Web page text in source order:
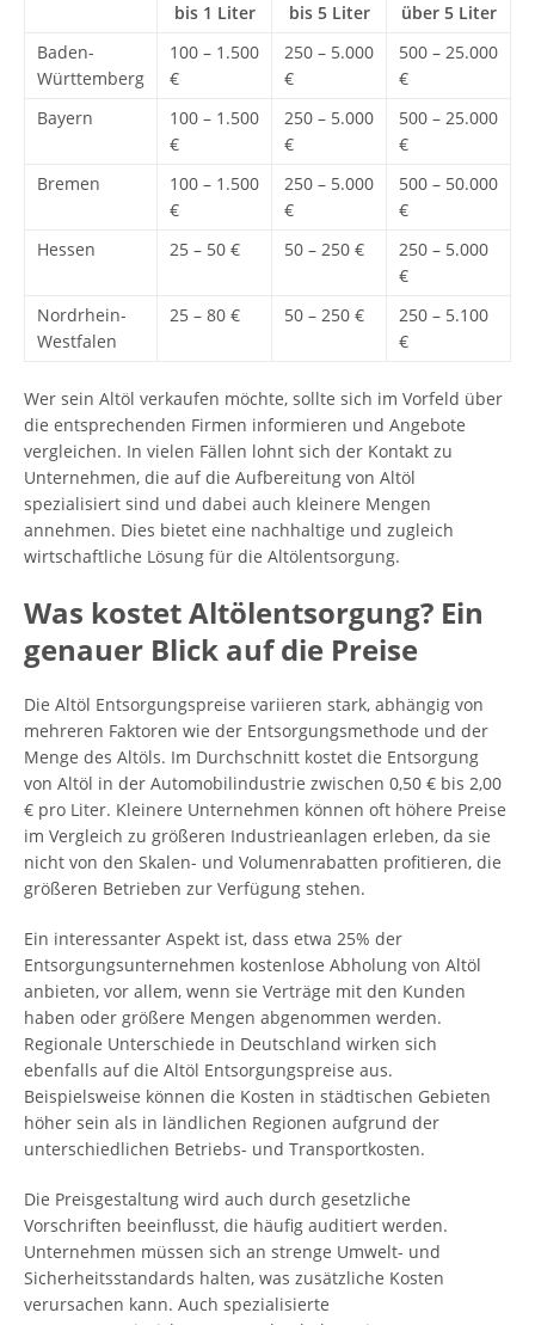
bis 1 Liter
bis 5 Liter
über 5 Liter
Baden-
Württemberg
100 – 1.500
€
250 – 5.000
€
500 – 25.000
€
Bayern
100 – 1.500
€
250 – 5.000
€
500 – 25.000
€
Bremen
100 – 1.500
€
250 – 5.000
€
500 – 50.000
€
Hessen
25 – 50 € 50 – 250 €
250 – 5.000
€
Nordrhein-
Westfalen
25 – 80 € 50 – 250 €
250 – 5.100
€
Wer sein Altöl verkaufen möchte, sollte sich im Vorfeld über
die entsprechenden Firmen informieren und Angebote
vergleichen. In vielen Fällen lohnt sich der Kontakt zu
Unternehmen, die auf die Aufbereitung von Altöl
spezialisiert sind und dabei auch kleinere Mengen
annehmen. Dies bietet eine nachhaltige und zugleich
wirtschaftliche Lösung für die Altölentsorgung.
Was kostet Altölentsorgung? Ein
genauer Blick auf die Preise
Die Altöl Entsorgungspreise variieren stark, abhängig von
mehreren Faktoren wie der Entsorgungsmethode und der
Menge des Altöls. Im Durchschnitt kostet die Entsorgung
von Altöl in der Automobilindustrie zwischen 0,50 € bis 2,00
€ pro Liter. Kleinere Unternehmen können oft höhere Preise
im Vergleich zu größeren Industrieanlagen erleben, da sie
nicht von den Skalen- und Volumenrabatten profitieren, die
größeren Betrieben zur Verfügung stehen.
Ein interessanter Aspekt ist, dass etwa 25% der
Entsorgungsunternehmen kostenlose Abholung von Altöl
anbieten, vor allem, wenn sie Verträge mit den Kunden
haben oder größere Mengen abgenommen werden.
Regionale Unterschiede in Deutschland wirken sich
ebenfalls auf die Altöl Entsorgungspreise aus.
Beispielsweise können die Kosten in städtischen Gebieten
höher sein als in ländlichen Regionen aufgrund der
unterschiedlichen Betriebs- und Transportkosten.
Die Preisgestaltung wird auch durch gesetzliche
Vorschriften beeinflusst, die häufig auditiert werden.
Unternehmen müssen sich an strenge Umwelt- und
Sicherheitsstandards halten, was zusätzliche Kosten
verursachen kann. Auch spezialisierte